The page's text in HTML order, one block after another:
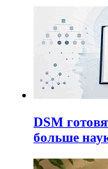
DSM
больше